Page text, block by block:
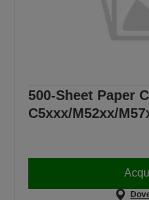
500-Sheet Paper
C5xxx/M52xx/